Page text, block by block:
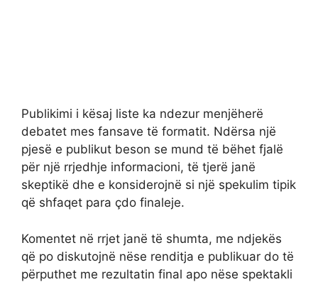
Publikimi i kësaj liste ka ndezur menjëherë
debatet mes fansave të formatit. Ndërsa një
pjesë e publikut beson se mund të bëhet fjalë
për një rrjedhje informacioni, të tjerë janë
skeptikë dhe e konsiderojnë si një spekulim tipik
që shfaqet para çdo finaleje.
Komentet në rrjet janë të shumta, me ndjekës
që po diskutojnë nëse renditja e publikuar do të
përputhet me rezultatin final apo nëse spektakli